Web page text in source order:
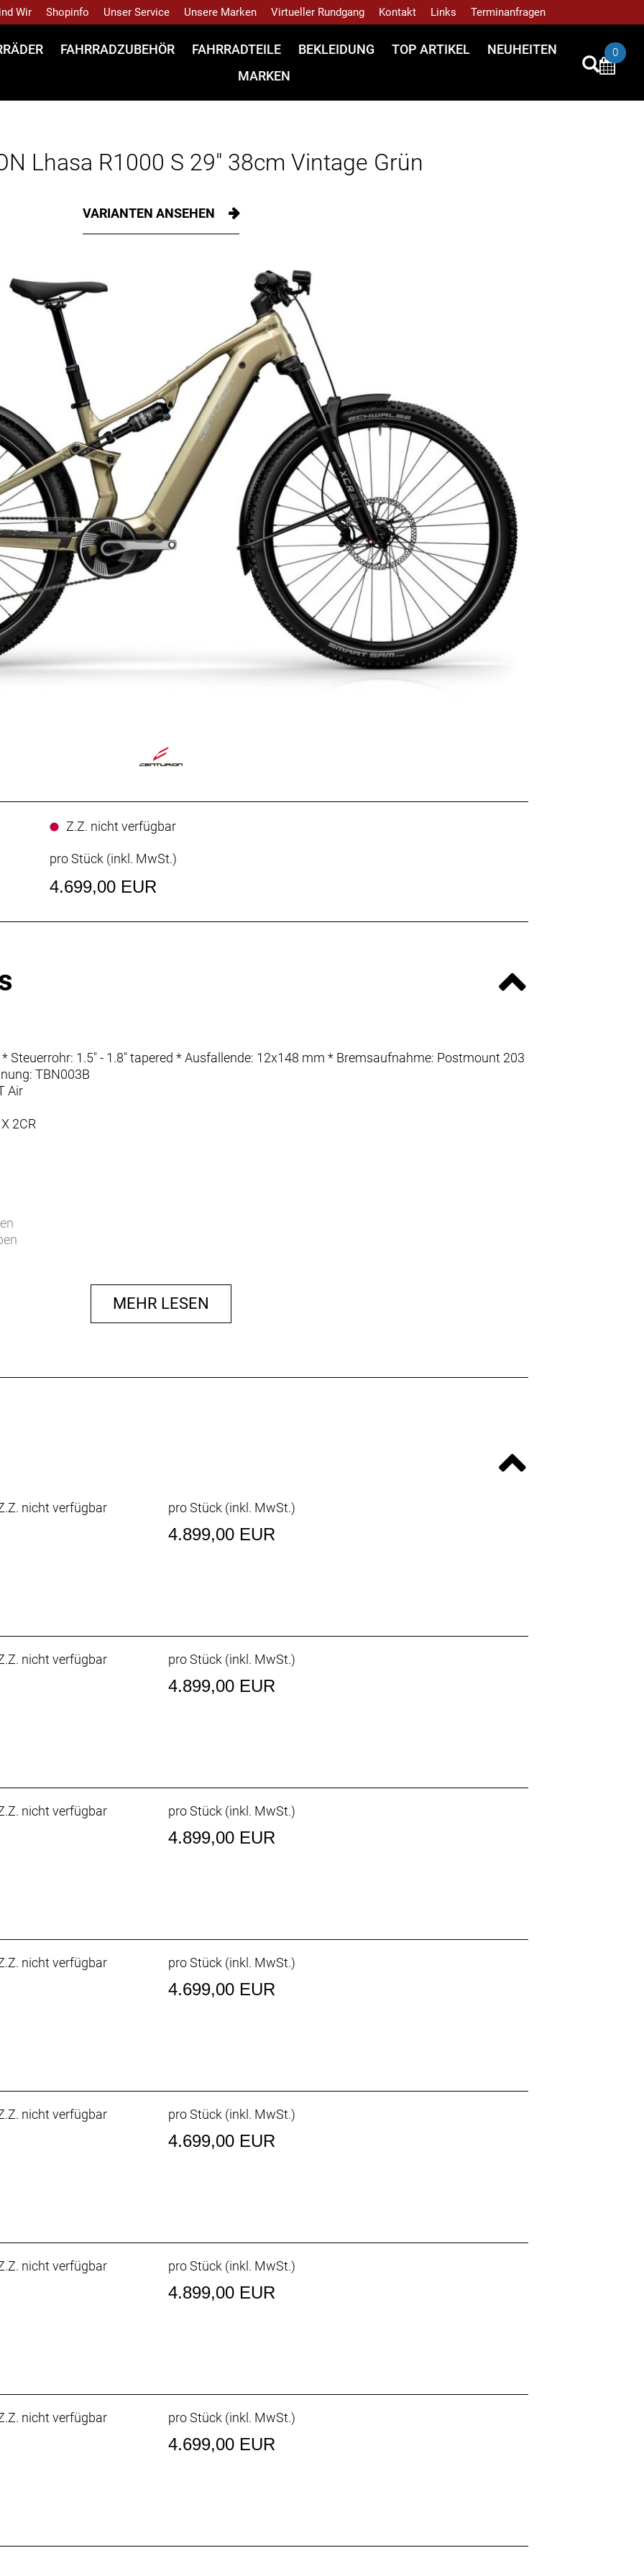
Wir Shopinfo Unser Service Unsere Marken Virtueller Rundgang Kontakt Links Terminanfragen
FAHRRADZUBEHÖR FAHRRADTEILE BEKLEIDUNG TOP ARTIKEL
NEUHEITEN
MARKEN
0
Lhasa R1000 S 29" 38cm Vintage Grün
VARIANTEN ANSEHEN
Z.Z. nicht verfügbar
pro Stück (inkl. MwSt.)
4.699,00 EUR
Steuerrohr: 1.5" - 1.8" tapered * Ausfallende: 12x148 mm * Bremsaufnahme: Postmount 203
TBN003B
Air
2CR
SC-119A
2.0 Pro
* 4 Ampere
: 172cm
MEHR LESEN
nicht verfügbar pro Stück (inkl. MwSt.)
4.899,00 EUR
nicht verfügbar pro Stück (inkl. MwSt.)
4.899,00 EUR
nicht verfügbar pro Stück (inkl. MwSt.)
4.899,00 EUR
nicht verfügbar pro Stück (inkl. MwSt.)
4.699,00 EUR
nicht verfügbar pro Stück (inkl. MwSt.)
4.699,00 EUR
nicht verfügbar pro Stück (inkl. MwSt.)
4.899,00 EUR
nicht verfügbar pro Stück (inkl. MwSt.)
4.699,00 EUR